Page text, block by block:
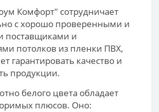
Комфорт" сотрудничает
с хорошо проверенными и
поставщиками и
потолков из пленки ПВХ,
гарантировать качество и
продукции.
белого цвета обладает
плюсов. Оно: